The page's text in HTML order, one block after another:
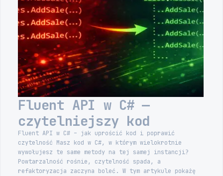
refaktoryzacja
Fluent API w C# —
czytelniejszy kod
Fluent API w C# – jak uprościć kod i poprawić
czytelność Masz kod w C#, w którym wielokrotnie
wywołujesz te same metody na tej samej instancji?
Powtarzalność rośnie, czytelność spada, a
refaktoryzacja zaczyna boleć. W tym artykule pokażę